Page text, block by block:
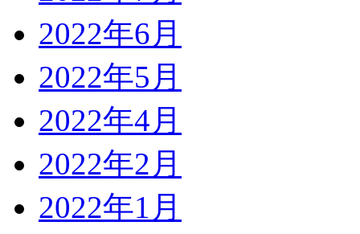
2022年6月
2022年5月
2022年4月
2022年2月
2022年1月